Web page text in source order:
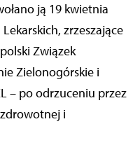
ją 19 kwietnia
zrzeszające
Związek
Zielonogórskie i
– po odrzuceniu przez
i